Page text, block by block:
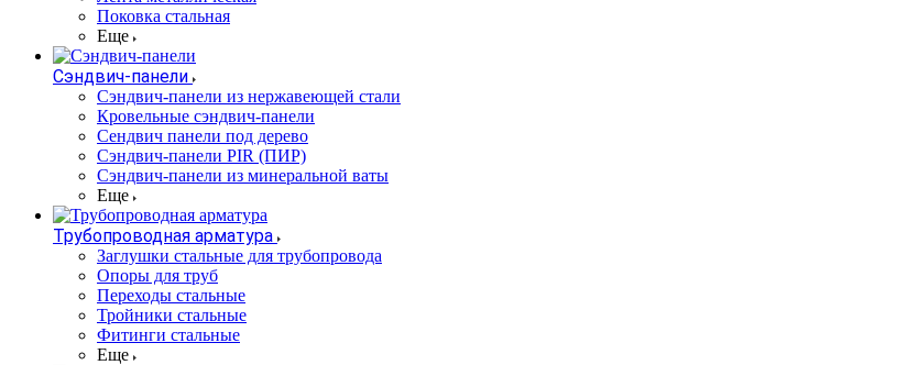
Поковка стальная
Еще
Сэндвич-панели
Cэндвич-панели из нержавеющей стали
Кровельные сэндвич-панели
Сендвич панели под дерево
Сэндвич-панели PIR (ПИР)
Сэндвич-панели из минеральной ваты
Еще
Трубопроводная арматура
Заглушки стальные для трубопровода
Опоры для труб
Переходы стальные
Тройники стальные
Фитинги стальные
Еще